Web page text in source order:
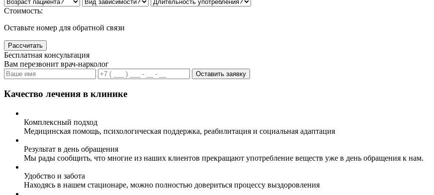
Стоимость:
Оставьте номер для обратной связи
Рассчитать
Бесплатная консультация
Вам перезвонит врач-нарколог
Оставить заявку
Качество лечения в клинике
Комплексный подход
Медицинская помощь, психологическая поддержка, реабилитация и социальная адаптация
Результат в день обращения
Мы рады сообщить, что многие из наших клиентов прекращают употребление веществ уже в день обращения к нам.
Удобство и забота
Находясь в нашем стационаре, можно полностью довериться процессу выздоровления